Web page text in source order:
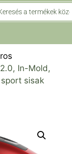
In-Mold,
sisak